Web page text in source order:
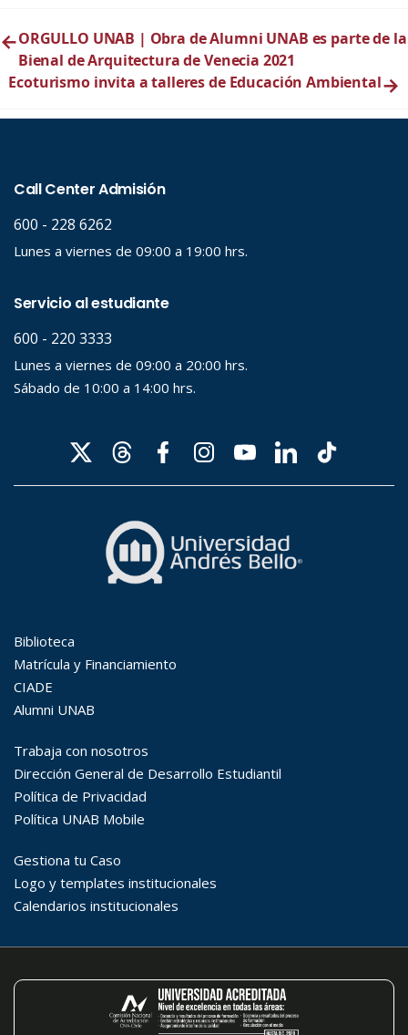
←ORGULLO UNAB | Obra de Alumni UNAB es parte de la
Bienal de Arquitectura de Venecia 2021
Ecoturismo invita a talleres de Educación Ambiental→